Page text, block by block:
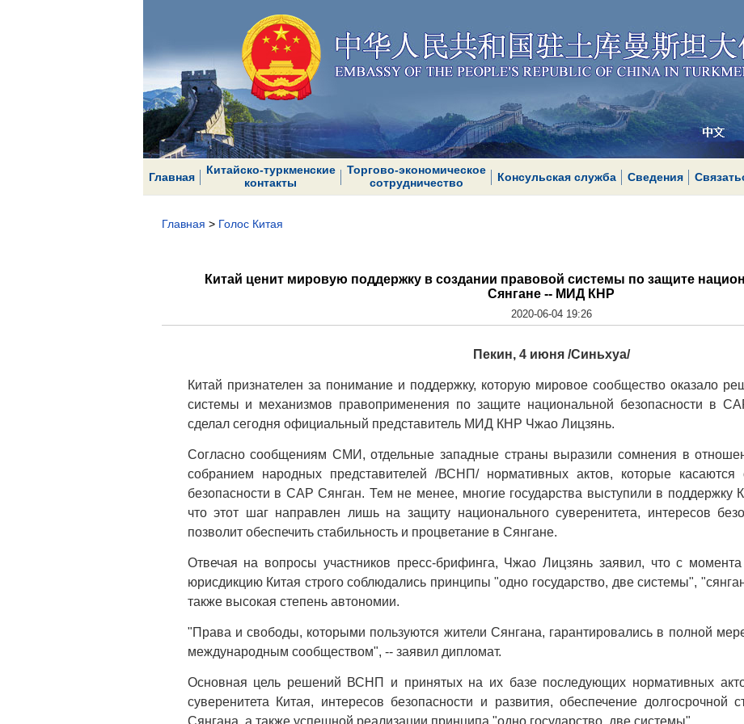
Главная
Китайско-туркменские
контакты
Торгово-экономическое
сотрудничество
Консульская служба Сведения
Главная > Голос Китая
Китай ценит мировую поддержку в создании правовой системы по защите
Сянгане -- МИД КНР
2020-06-04 19:26
Пекин, 4 июня /Синьхуа/
Китай признателен за понимание и поддержку, которую мировое сообщество оказало
системы и механизмов правоприменения по защите национальной безопасности в
сделал сегодня официальный представитель МИД КНР Чжао Лицзянь.
Согласно сообщениям СМИ, отдельные западные страны выразили сомнения в
собранием народных представителей /ВСНП/ нормативных актов, которые касаются
безопасности в САР Сянган. Тем не менее, многие государства выступили в поддержку
что этот шаг направлен лишь на защиту национального суверенитета, интересов
позволит обеспечить стабильность и процветание в Сянгане.
Отвечая на вопросы участников пресс-брифинга, Чжао Лицзянь заявил, что с
юрисдикцию Китая строго соблюдались принципы "одно государство, две системы",
также высокая степень автономии.
"Права и свободы, которыми пользуются жители Сянгана, гарантировались в полной
международным сообществом", -- заявил дипломат.
Основная цель решений ВСНП и принятых на их базе последующих нормативных
суверенитета Китая, интересов безопасности и развития, обеспечение долгосрочной
Сянгана, а также успешной реализации принципа "одно государство, две системы".